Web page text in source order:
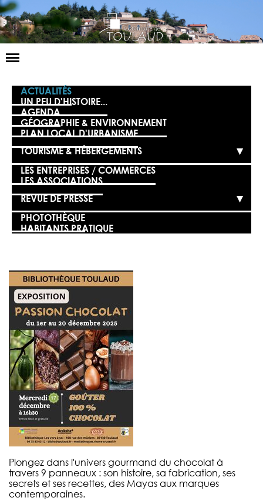
Basculer
LA MAIRIE
NOS SERVICES
LA VIE LOCALE
VOS DÉMARCHES
CONTACT
ACTUALITÉS
UN PEU D'HISTOIRE...
AGENDA
GÉOGRAPHIE & ENVIRONNEMENT
PLAN LOCAL D'URBANISME
TOURISME & HÉBERGEMENTS
LES ENTREPRISES / COMMERCES
LES ASSOCIATIONS
REVUE DE PRESSE
PHOTOTHÈQUE
HABITANTS PRATIQUE
Plongez dans l'univers gourmand du chocolat à
travers 9 panneaux : son histoire, sa fabrication, ses
secrets et ses recettes, des Mayas aux marques
contemporaines.